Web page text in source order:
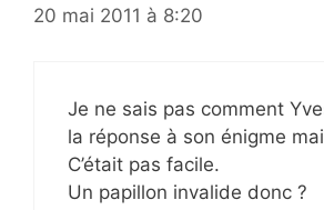
20 mai 2011 à 8:20
Je ne sais pas comment
la réponse à son énigme
C’était pas facile.
Un papillon invalide donc ?